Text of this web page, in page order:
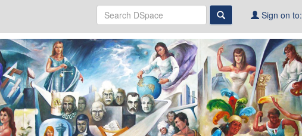
Sign on to: